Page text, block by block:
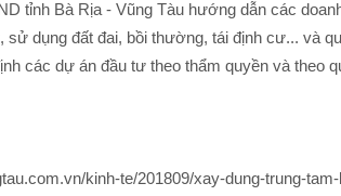
tỉnh Bà Rịa - Vũng Tàu hướng dẫn các
sử dụng đất đai, bồi thường, tái định cư... và
các dự án đầu tư theo thẩm quyền và theo
kinh-te/201809/xay-dung-trung-